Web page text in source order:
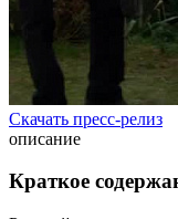
Скачать пресс-релиз
описание
Краткое